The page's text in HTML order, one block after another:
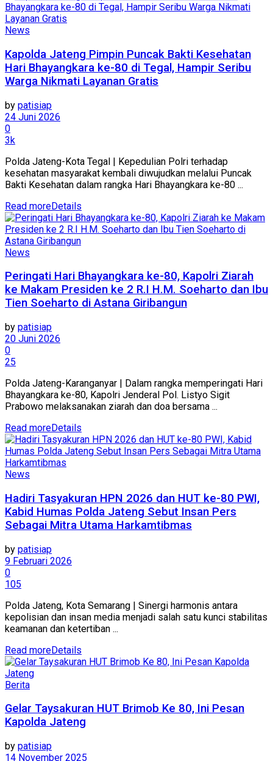
News
Kapolda Jateng Pimpin Puncak Bakti Kesehatan
Hari Bhayangkara ke-80 di Tegal, Hampir Seribu
Warga Nikmati Layanan Gratis
by patisiap
24 Juni 2026
0
3k
Polda Jateng-Kota Tegal | Kepedulian Polri terhadap
kesehatan masyarakat kembali diwujudkan melalui Puncak
Bakti Kesehatan dalam rangka Hari Bhayangkara ke-80 ...
Read moreDetails
News
Peringati Hari Bhayangkara ke-80, Kapolri Ziarah
ke Makam Presiden ke 2 R.I H.M. Soeharto dan Ibu
Tien Soeharto di Astana Giribangun
by patisiap
20 Juni 2026
0
25
Polda Jateng-Karanganyar | Dalam rangka memperingati Hari
Bhayangkara ke-80, Kapolri Jenderal Pol. Listyo Sigit
Prabowo melaksanakan ziarah dan doa bersama ...
Read moreDetails
News
Hadiri Tasyakuran HPN 2026 dan HUT ke-80 PWI,
Kabid Humas Polda Jateng Sebut Insan Pers
Sebagai Mitra Utama Harkamtibmas
by patisiap
9 Februari 2026
0
105
Polda Jateng, Kota Semarang | Sinergi harmonis antara
kepolisian dan insan media menjadi salah satu kunci stabilitas
keamanan dan ketertiban ...
Read moreDetails
Berita
Gelar Taysakuran HUT Brimob Ke 80, Ini Pesan
Kapolda Jateng
by patisiap
14 November 2025